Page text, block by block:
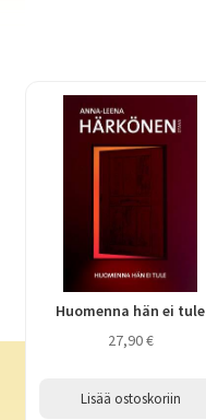
Huomenna hän ei tule
27,90€
Lisää ostoskoriin